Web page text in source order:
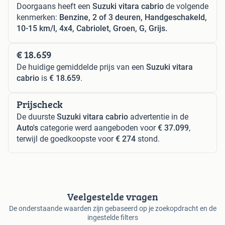
Doorgaans heeft een Suzuki vitara cabrio de volgende
kenmerken: Benzine, 2 of 3 deuren, Handgeschakeld,
10-15 km/l, 4x4, Cabriolet, Groen, G, Grijs.
€ 18.659
De huidige gemiddelde prijs van een Suzuki vitara
cabrio is € 18.659.
Prijscheck
De duurste Suzuki vitara cabrio advertentie in de
Auto's categorie werd aangeboden voor€ 37.099,
terwijl de goedkoopste voor€ 274 stond.
Veelgestelde vragen
De onderstaande waarden zijn gebaseerd op je zoekopdracht en de
ingestelde filters